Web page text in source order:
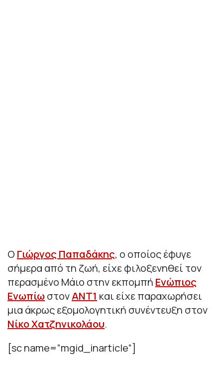
Ο Γιώργος Παπαδάκης, ο οποίος έφυγε
σήμερα από τη ζωή, είχε φιλοξενηθεί τον
περασμένο Μάιο στην εκπομπή Ενώπιος
ΕνωπίωστονΑΝΤ1 και είχε παραχωρήσει
μια άκρως εξομολογητική συνέντευξη στον
Νίκο Χατζηνικολάου.
[sc name=”mgid_inarticle”]